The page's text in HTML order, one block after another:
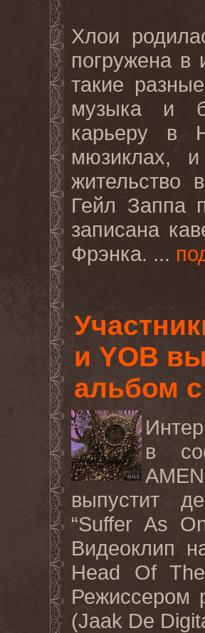
Хлои
погружена в
такие
музыка и
карьеру в
мюзиклах,
Гейл Заппа
записана
Фрэнка. ...
и YOB
альбом с
в
выпустит
“Suffer As
Видеоклип
Head
Of The
Режиссером
(Jaak De